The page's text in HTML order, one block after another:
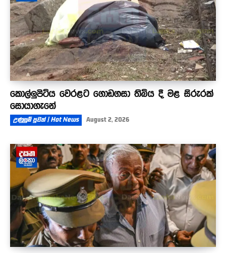
කොල්ලුපිටිය වෙරළට ගොඩගසා තිබිය දී මළ සිරුරක්
සොයාගැනේ
උණුසුම් පුවත් | Hot News August 2, 2026